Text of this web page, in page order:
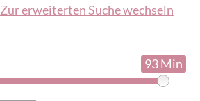
Zur erweiterten Suche wechseln
93 Min